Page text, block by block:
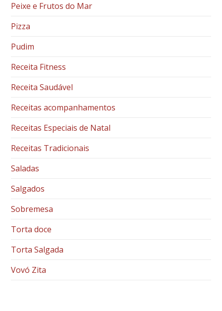
Peixe e Frutos do Mar
Pizza
Pudim
Receita Fitness
Receita Saudável
Receitas acompanhamentos
Receitas Especiais de Natal
Receitas Tradicionais
Saladas
Salgados
Sobremesa
Torta doce
Torta Salgada
Vovó Zita